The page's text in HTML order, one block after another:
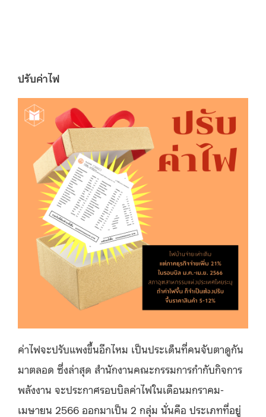
ปรับค่าไฟ
ค่าไฟจะปรับแพงขึ้นอีกไหม เป็นประเด็นที่คนจับตาดูกัน
มาตลอด ซึ่งล่าสุด สำนักงานคณะกรรมการกำกับกิจการ
พลังงาน จะประกาศรอบบิลค่าไฟในเดือนมกราคม-
เมษายน 2566 ออกมาเป็น 2 กลุ่ม นั่นคือ ประเภทที่อยู่